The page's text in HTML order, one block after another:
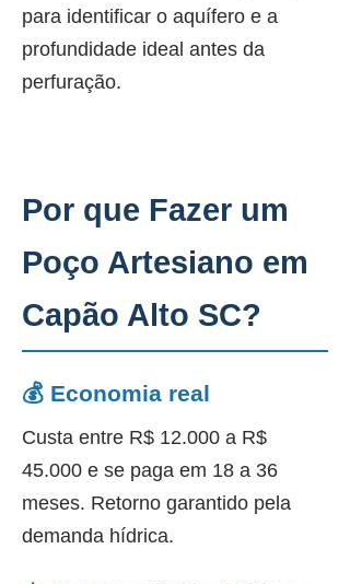
para identificar o aquífero e a
profundidade ideal antes da
perfuração.
Por que Fazer um
Poço Artesiano em
Capão Alto SC?
💰 Economia real
Custa entre R$ 12.000 a R$
45.000 e se paga em 18 a 36
meses. Retorno garantido pela
demanda hídrica.